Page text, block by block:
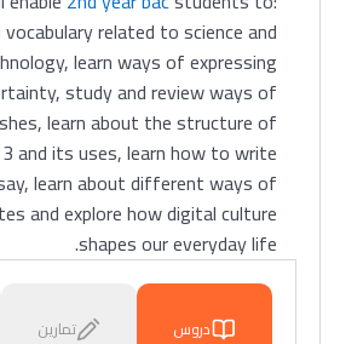
vocabulary related to science and
learn ways of expressing
study and review ways of
learn about the structure of
and its uses, learn how to write
learn about different ways of
and explore how digital culture
shapes our everyday life.
دروس تمارين